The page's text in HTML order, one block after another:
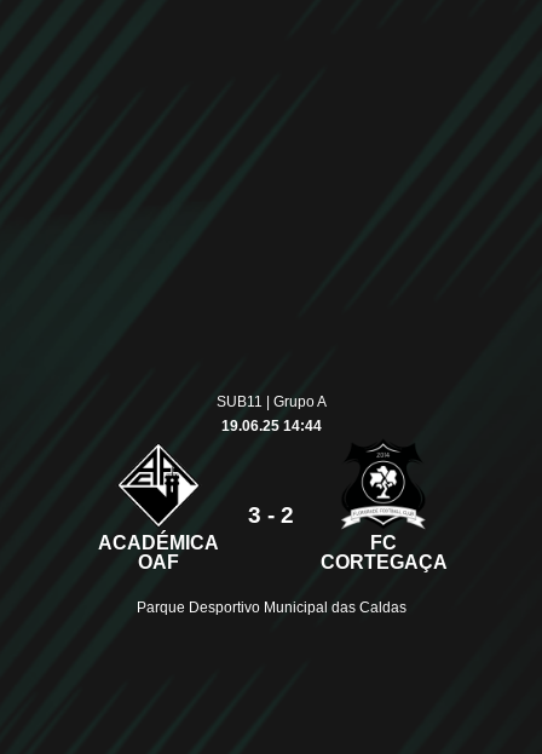
SUB11 | Grupo A
19.06.25 14:44
ACADÉMICA
OAF
3 - 2
FC
CORTEGAÇA
Parque Desportivo Municipal das Caldas